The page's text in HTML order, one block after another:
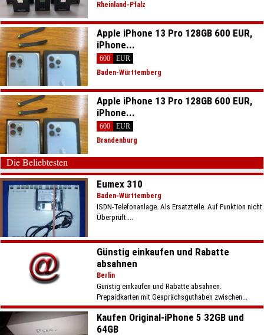
Rheinland-Pfalz
Apple iPhone 13 Pro 128GB 600 EUR,
iPhone...
600
EUR
Baden-Württemberg
Apple iPhone 13 Pro 128GB 600 EUR,
iPhone...
600
EUR
Brandenburg
Die Beliebtesten
Eumex 310
Baden-Württemberg
ISDN-Telefonanlage. Als Ersatzteile. Auf Funktion nicht
Überprüft....
Günstig einkaufen und Rabatte
absahnen
Berlin
Günstig einkaufen und Rabatte absahnen.
Prepaidkarten mit Gesprächsguthaben zwischen...
Kaufen Original-iPhone 5 32GB und
64GB